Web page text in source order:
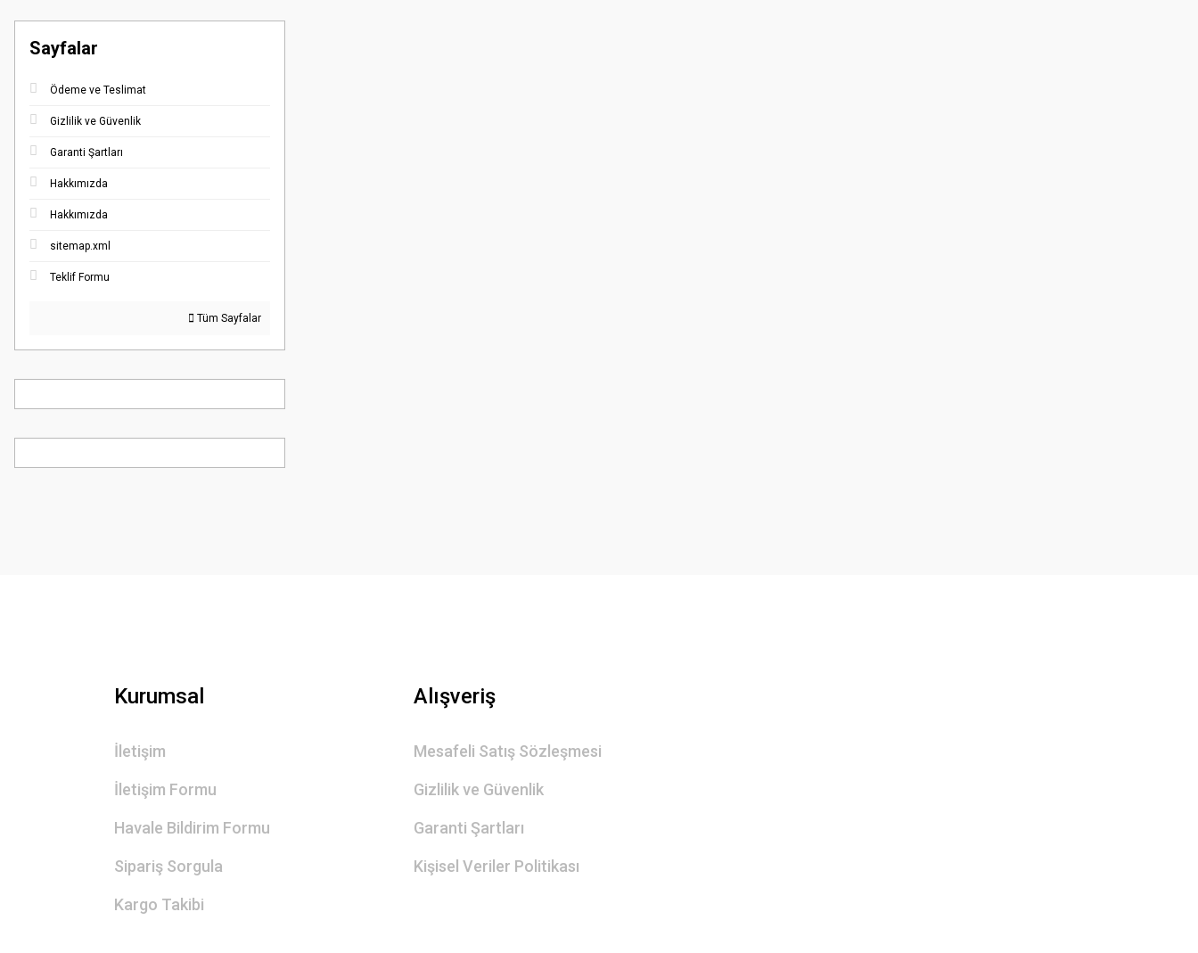
Sayfalar
Ödeme ve Teslimat
Gizlilik ve Güvenlik
Garanti Şartları
Hakkımızda
Hakkımızda
sitemap.xml
Teklif Formu
Tüm Sayfalar
Kurumsal
İletişim
İletişim Formu
Havale Bildirim Formu
Sipariş Sorgula
Kargo Takibi
Alışveriş
Mesafeli Satış Sözleşmesi
Gizlilik ve Güvenlik
Garanti Şartları
Kişisel Veriler Politikası